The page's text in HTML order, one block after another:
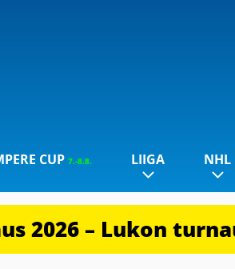
CUP 7.-8.8. LIIGA NHL
2026 – Lukon